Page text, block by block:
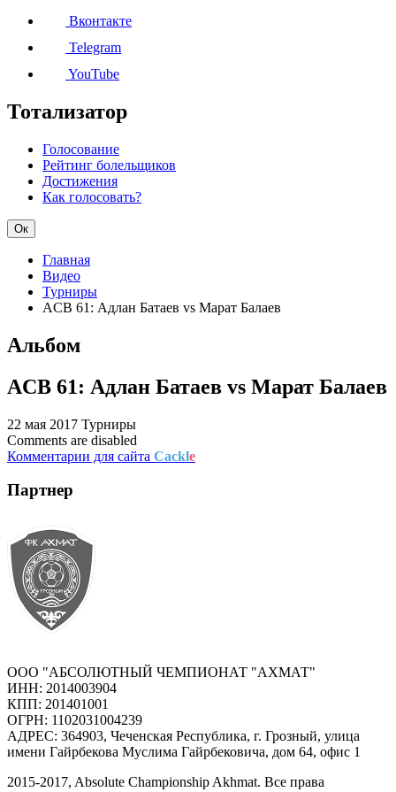
Вконтакте
Telegram
YouTube
Тотализатор
Голосование
Рейтинг болельщиков
Достижения
Как голосовать?
Ок
Главная
Видео
Турниры
ACB 61: Адлан Батаев vs Марат Балаев
Альбом
ACB 61: Адлан Батаев vs Марат Балаев
22 мая 2017 Турниры
Comments are disabled
Комментарии для сайта Cackle
Партнер
ООО "АБСОЛЮТНЫЙ ЧЕМПИОНАТ "АХМАТ"
ИНН: 2014003904
КПП: 201401001
ОГРН: 1102031004239
АДРЕС: 364903, Чеченская Республика, г. Грозный, улица
имени Гайрбекова Муслима Гайрбековича, дом 64, офис 1
2015-2017, Absolute Championship Akhmat. Все права